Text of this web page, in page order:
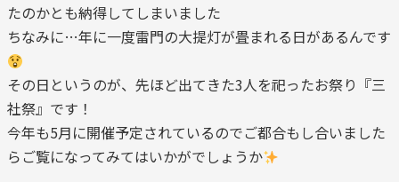
たのかとも納得してしまいました
ちなみに…年に一度雷門の大提灯が畳まれる日があるんです
その日というのが、先ほど出てきた3人を祀ったお祭り『三
社祭』です！
今年も5月に開催予定されているのでご都合もし合いました
らご覧になってみてはいかがでしょうか